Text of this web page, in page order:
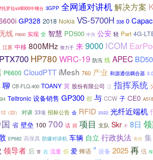
托罗拉slr8000中继台 3GPP 全网通对讲机解决方案
GP328 2018 Nokia VS-5700H 338 0
线 P8600 实现 全 智慧 PD500 中兴 公安 轻 Part 4G-
江苏 中移 800MHz 致力于 来9000 ICOM
PTX700 HP780 WRC-19 防汛 线 APEC
P6600 CloudPTT iMesh 760 产业 和源通信耦合器 3.0
聊 CB-FLQ-400 TOANY 冀 股份有限公司 泛 指挥系统
Teltronic 设备销售 GP300 都 与 CCW 子 CE0
（22） 对讲 33项 招标公告 会 RFID 2022 光纤近端机
省 壁垒 100 700 话 拥 项目 支队 Skr 不 8日
EP682 高保真 防爆对讲机 车辆 自立 行政执法 售价 集
领导者 后 常 在 流量 但 爱 蜂语 ” 设备 2025再 伍